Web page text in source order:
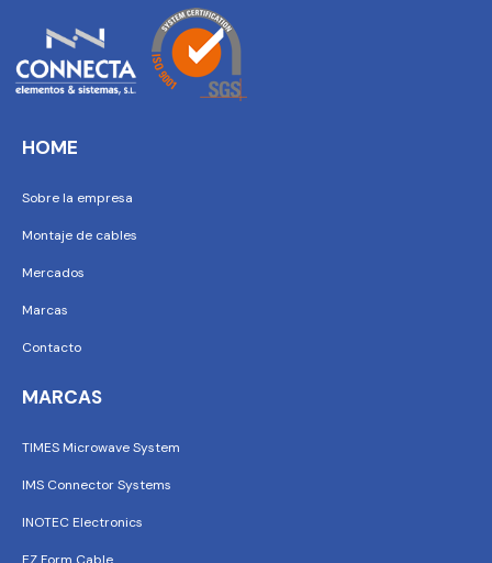
HOME
Sobre la empresa
Montaje de cables
Mercados
Marcas
Contacto
MARCAS
TIMES Microwave System
IMS Connector Systems
INOTEC Electronics